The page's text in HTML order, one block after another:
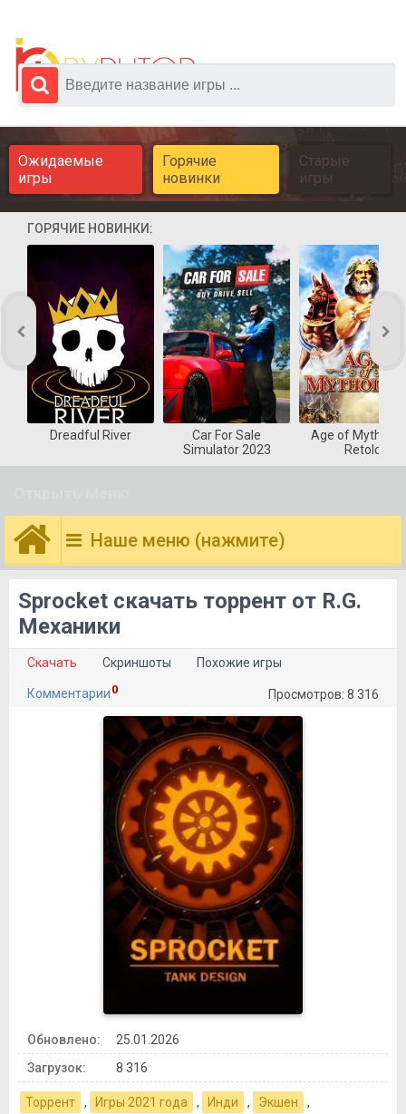
Ожидаемые
игры
Горячие
новинки
Старые
игры
ГОРЯЧИЕ НОВИНКИ:
Dreadful River
Car For Sale
Simulator 2023
Age of
Retold
Наше меню (нажмите)
Sprocket скачать торрент от R.G.
Механики
Скачать Скриншоты Похожие игры
Комментарии 0 Просмотров: 8 316
Обновлено:
25.01.2026
Загрузок:
8 316
Торрент , Игры 2021 года , Инди , Экшен
,